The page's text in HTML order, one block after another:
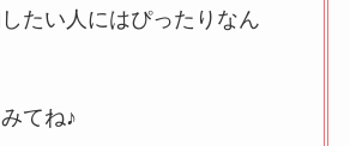
たい人にはぴったりなん
てね♪